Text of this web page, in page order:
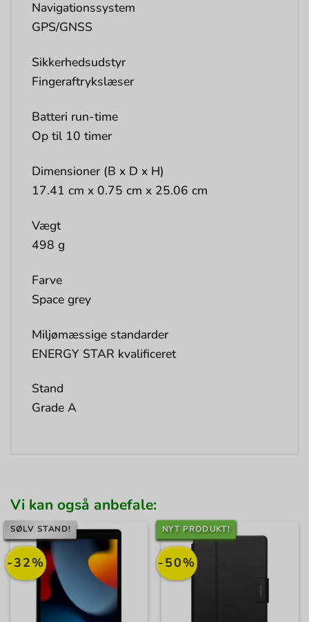
Navigationssystem
GPS/GNSS
Sikkerhedsudstyr
Fingeraftrykslæser
Batteri run-time
Op til 10 timer
Dimensioner (B x D x H)
17.41 cm x 0.75 cm x 25.06 cm
Vægt
498 g
Farve
Space grey
Miljømæssige standarder
ENERGY STAR kvalificeret
Stand
Grade A
Vi kan også anbefale:
-32%
SØLV STAND!
-50%
NYT PRODUKT!